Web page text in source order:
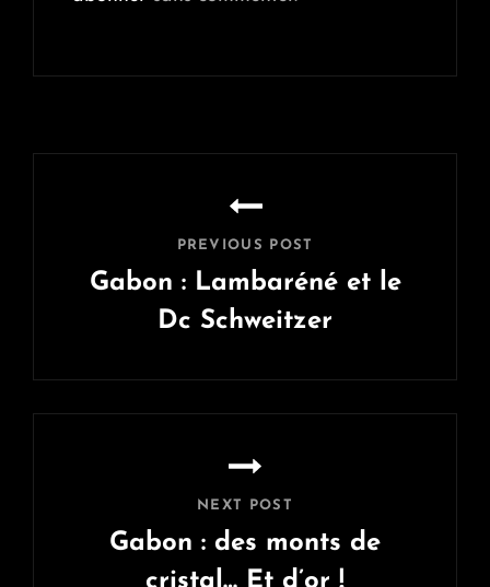
PREVIOUS POST
Gabon : Lambaréné et le
Dc Schweitzer
Post
NEXT POST
Gabon : des monts de
cristal… Et d’or !